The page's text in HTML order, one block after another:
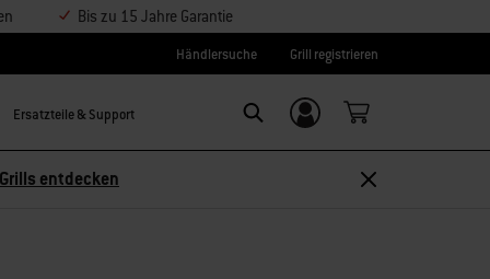
Bis zu 15 Jahre Garantie
Händlersuche Grill registrieren
Ersatzteile & Support
Einloggen/
Weber-ID
Grills entdecken